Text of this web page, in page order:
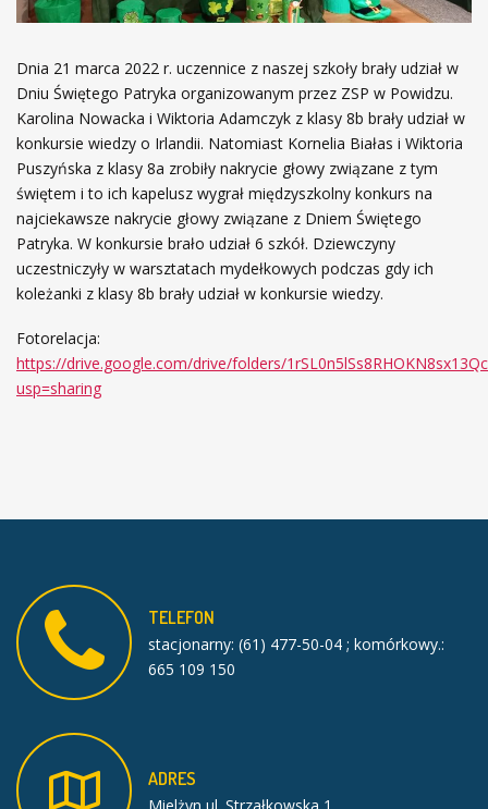
Dnia 21 marca 2022 r. uczennice z naszej szkoły brały udział w
Dniu Świętego Patryka organizowanym przez ZSP w Powidzu.
Karolina Nowacka i Wiktoria Adamczyk z klasy 8b brały udział w
konkursie wiedzy o Irlandii. Natomiast Kornelia Białas i Wiktoria
Puszyńska z klasy 8a zrobiły nakrycie głowy związane z tym
świętem i to ich kapelusz wygrał międzyszkolny konkurs na
najciekawsze nakrycie głowy związane z Dniem Świętego
Patryka. W konkursie brało udział 6 szkół. Dziewczyny
uczestniczyły w warsztatach mydełkowych podczas gdy ich
koleżanki z klasy 8b brały udział w konkursie wiedzy.
Fotorelacja:
https://drive.google.com/drive/folders/
usp=sharing
TELEFON
stacjonarny: (61) 477-50-04 ; komórkowy.:
665 109 150
ADRES